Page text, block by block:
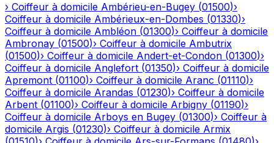
› Coiffeur à domicile Ambérieu-en-Bugey (01500)›
Coiffeur à domicile Ambérieux-en-Dombes (01330)›
Coiffeur à domicile Ambléon (01300)› Coiffeur à domicile
Ambronay (01500)› Coiffeur à domicile Ambutrix
(01500)› Coiffeur à domicile Andert-et-Condon (01300)›
Coiffeur à domicile Anglefort (01350)› Coiffeur à domicile
Apremont (01100)› Coiffeur à domicile Aranc (01110)›
Coiffeur à domicile Arandas (01230)› Coiffeur à domicile
Arbent (01100)› Coiffeur à domicile Arbigny (01190)›
Coiffeur à domicile Arboys en Bugey (01300)› Coiffeur à
domicile Argis (01230)› Coiffeur à domicile Armix